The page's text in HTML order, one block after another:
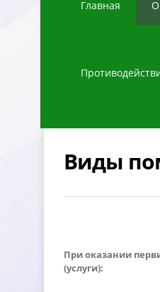
Главная
иды
При оказании
(услуги):